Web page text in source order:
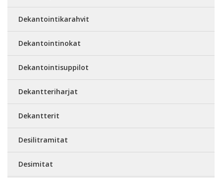
Dekantointikarahvit
Dekantointinokat
Dekantointisuppilot
Dekantteriharjat
Dekantterit
Desilitramitat
Desimitat